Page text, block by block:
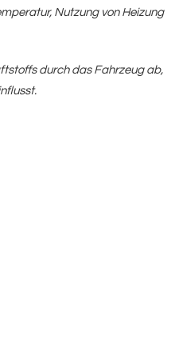
Nutzung von Heizung
durch das Fahrzeug ab,